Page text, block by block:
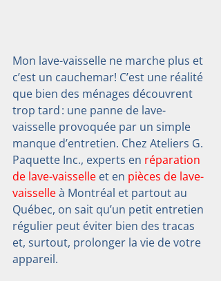
Mon lave-vaisselle ne marche plus et
c’est un cauchemar! C’est une réalité
que bien des ménages découvrent
trop tard : une panne de lave-
vaisselle provoquée par un simple
manque d’entretien. Chez Ateliers G.
Paquette Inc., experts en réparation
de lave-vaisselle et en pièces de lave-
vaisselle à Montréal et partout au
Québec, on sait qu’un petit entretien
régulier peut éviter bien des tracas
et, surtout, prolonger la vie de votre
appareil.